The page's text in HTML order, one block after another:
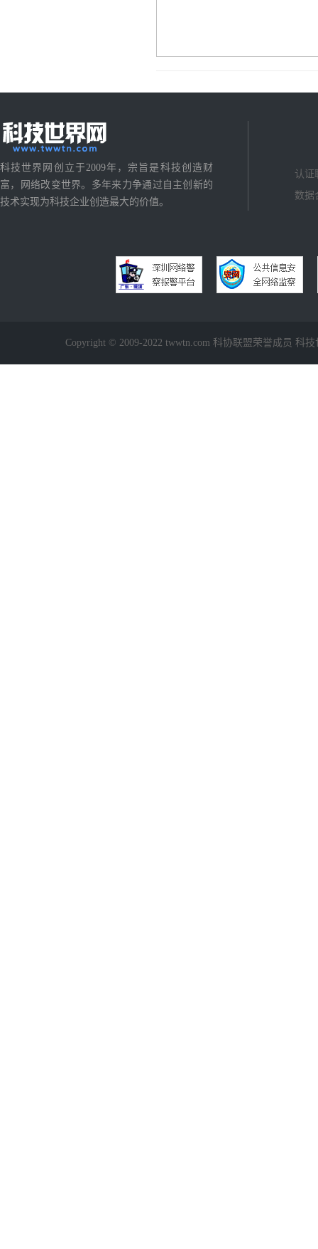
科技世界网创立于2009年，宗旨是科技创造财
富，网络改变世界。多年来力争通过自主创新的
技术实现为科技企业创造最大的价值。
认证
数据
Copyright © 2009-2022 twwtn.com 科协联盟荣誉成员 科